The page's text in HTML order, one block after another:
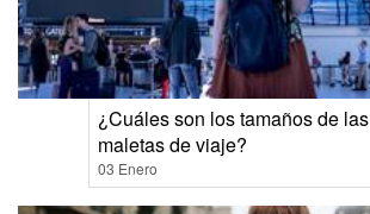
¿Cuáles son los tamaños de las
maletas de viaje?
03 Enero